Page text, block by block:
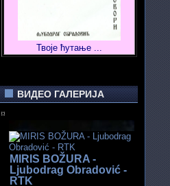
Твоје ћутање ...
ВИДЕО ГАЛЕРИЈА
MIRIS BOŽURA -
Ljubodrag Obradović -
RTK